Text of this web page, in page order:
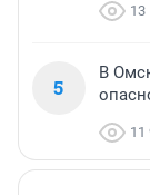
13
5
В
11